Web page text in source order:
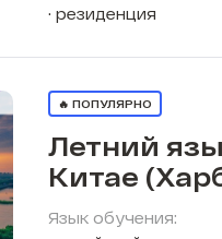
резиденция
🔥 ПОПУЛЯРНО
Летний
Китае
Язык обучения: